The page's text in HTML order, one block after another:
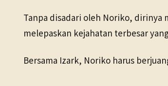
Tanpa disadari oleh Noriko, dirinya
melepaskan kejahatan terbesar
Bersama Izark, Noriko harus